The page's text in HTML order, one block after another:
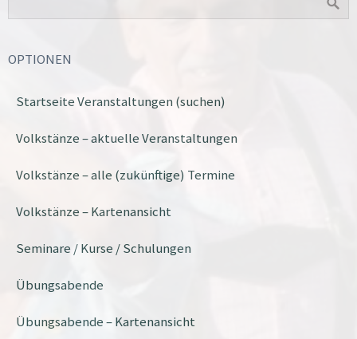
OPTIONEN
Startseite Veranstaltungen (suchen)
Volkstänze – aktuelle Veranstaltungen
Volkstänze – alle (zukünftige) Termine
Volkstänze – Kartenansicht
Seminare / Kurse / Schulungen
Übungsabende
Übungsabende – Kartenansicht